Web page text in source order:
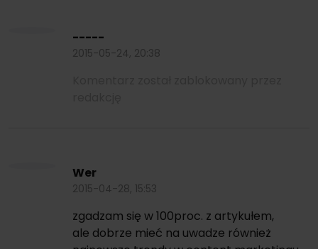
-----
2015-05-24, 20:38
Wer
2015-04-28, 15:53
zgadzam się w 100proc. z artykułem,
ale dobrze mieć na uwadze również